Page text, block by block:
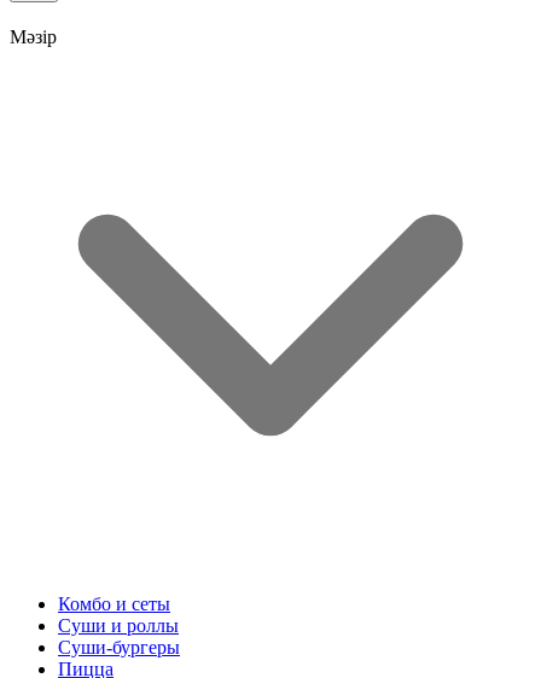
Мәзір
Комбо и сеты
Суши и роллы
Суши-бургеры
Пицца